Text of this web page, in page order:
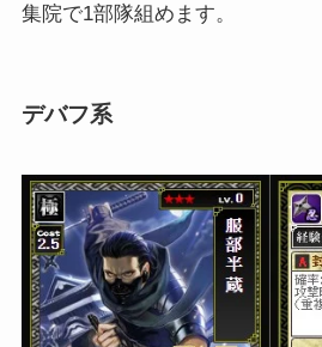
集院で1部隊組めます。
デバフ系